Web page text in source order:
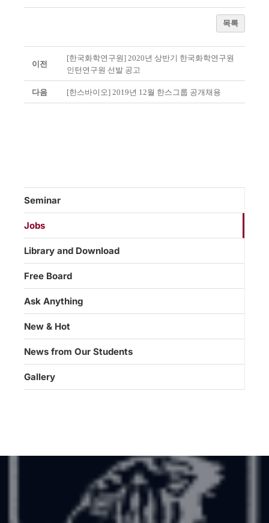
목록
이전
[한국화학연구원] 2020년 상반기 한국화학연구원
인턴연구원 선발 공고
다음 [한스바이오] 2019년 12월 한스그룹 공개채용
Seminar
Jobs
Library and Download
Free Board
Ask Anything
New & Hot
News from Our Students
Gallery